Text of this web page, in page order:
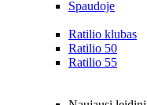
Spaudoje
Ratilio klubas
Ratilio 50
Ratilio 55